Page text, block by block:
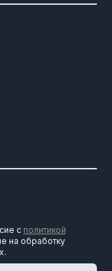
с политикой
на обработку